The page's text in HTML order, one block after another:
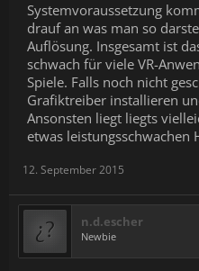
Systemvoraussetzung
drauf an was man so
Auflösung. Insgesamt ist
schwach für viele VR-
Spiele. Falls noch nicht
Grafiktreiber installieren
Ansonsten liegt liegts
etwas leistungsschwachen
12. September 2015
n.d.escher
Newbie